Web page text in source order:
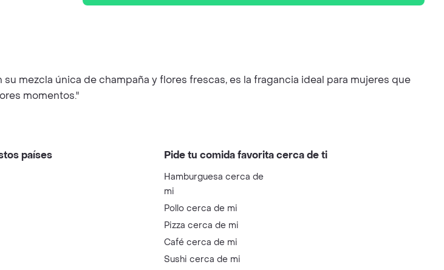
mezcla única de champaña y flores frescas, es la fragancia ideal para mujeres que
momentos."
países Pide tu comida favorita cerca de ti
Hamburguesa cerca de
mi
Pollo cerca de mi
Pizza cerca de mi
Café cerca de mi
Sushi cerca de mi